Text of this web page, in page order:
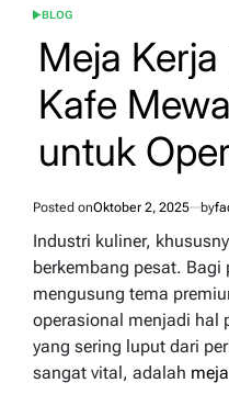
POSTED
BLOG
Meja
Kafe
untuk
Posted onOktober 2, 2025 by
Industri kuliner,
berkembang pesat.
mengusung tema
operasional menjadi hal
yang sering luput dari
sangat vital, adalah